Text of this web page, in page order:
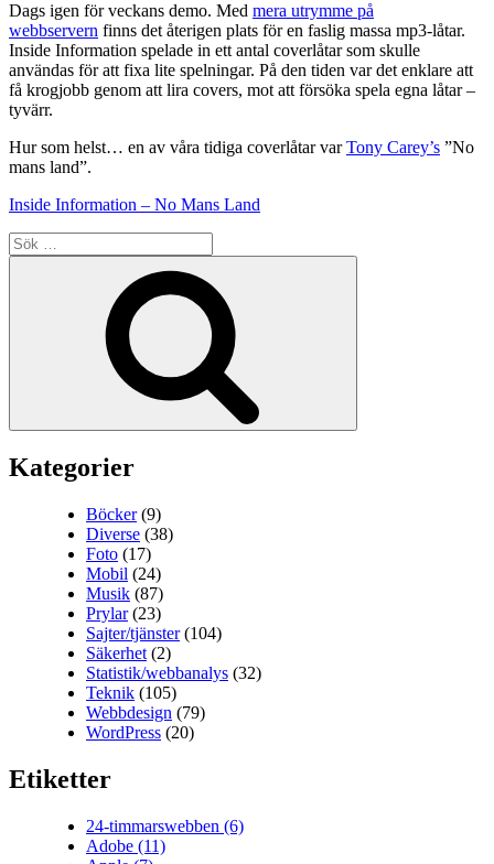
Dags igen för veckans demo. Med mera utrymme på
webbservern finns det återigen plats för en faslig massa mp3-låtar.
Inside Information spelade in ett antal coverlåtar som skulle
användas för att fixa lite spelningar. På den tiden var det enklare att
få krogjobb genom att lira covers, mot att försöka spela egna låtar –
tyvärr.
Hur som helst… en av våra tidiga coverlåtar varTony Carey’s ”No
mans land”.
Inside Information – No Mans Land
Sök
efter:
Kategorier
Böcker(9)
Diverse (38)
Foto (17)
Mobil (24)
Musik (87)
Prylar(23)
Sajter/tjänster(104)
Säkerhet (2)
Statistik/webbanalys (32)
Teknik (105)
Webbdesign (79)
WordPress (20)
Etiketter
24-timmarswebben (6)
Adobe (11)